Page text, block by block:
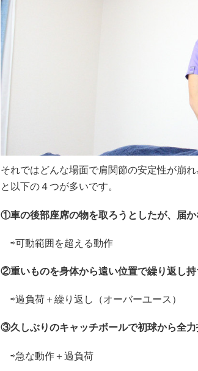
それではどんな場面で肩関節の安定性が崩
と以下の４つが多いです。
①車の後部座席の物を取ろうとしたが、届
⇨可動範囲を超える動作
②重いものを身体から遠い位置で繰り返し持
⇨過負荷＋繰り返し（オーバーユース）
③久しぶりのキャッチボールで初球から全力
⇨急な動作＋過負荷